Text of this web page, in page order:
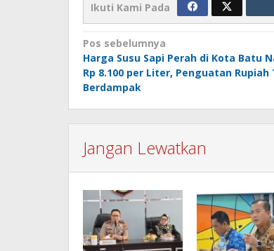
Ikuti Kami Pada
Navigasi
pos
Pos sebelumnya
Harga Susu Sapi Perah di Kota Batu
Rp 8.100 per Liter, Penguatan Rupiah
Berdampak
Jangan Lewatkan